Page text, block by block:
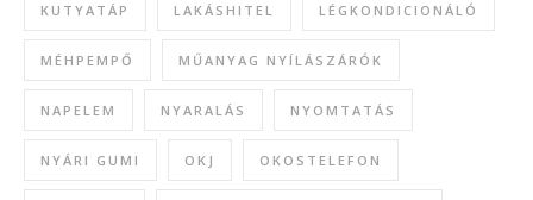
KUTYATÁP LAKÁSHITEL LÉGKONDICIONÁLÓ
MÉHPEMPŐ MŰANYAG NYÍLÁSZÁRÓK
NAPELEM NYARALÁS NYOMTATÁS
NYÁRI GUMI OKJ OKOSTELEFON